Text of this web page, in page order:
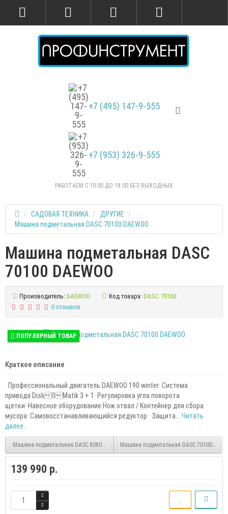
+7 (495) 147-9-555
+7 (953) 326-9-555
РАБОТАЕМ С 10:00 ДО 18:00 БЕЗ ВЫХОДНЫХ
САДОВАЯ ТЕХНИКА
ДРУГИЕ
Машина подметальная DASC 70100 DAEWOO
Машина подметальная DASC
70100 DAEWOO
Производитель: DAEWOO Код товара: DASC 70100
0 отзывов
ПОПУЛЯРНЫЙ ТОВАР
Краткое описание
· Профессиональный двигатель DAEWOO 190 winter· Система
привода DiskOMatik 3 + 1· Регулировка угла поворота
щетки· Навесное оборудование:Нож отвал / Контейнер для сбора
мусора· Самовосстанавливающийся редуктор · Защита... Читать
далее...
Машина подметальная DASC 8080 DAEWOOМашина подметальная DASC 70100E
139 990 р.